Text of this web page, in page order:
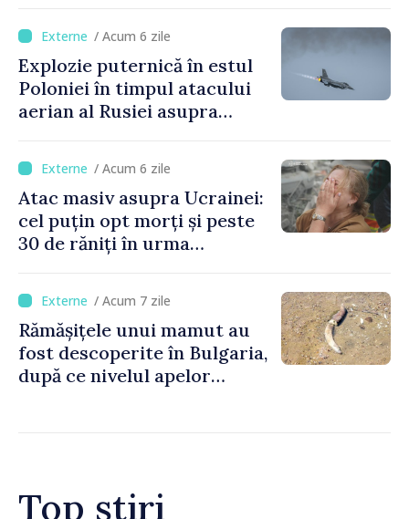
/ Acum 6 zile
Explozie puternică în estul
Poloniei în timpul atacului
aerian al Rusiei asupra
/ Acum 6 zile
Atac masiv asupra Ucrainei:
cel puțin opt morți și peste
30 de răniți în urma
/ Acum 7 zile
Rămășițele unui mamut au
fost descoperite în Bulgaria,
după ce nivelul apelor
Top știri